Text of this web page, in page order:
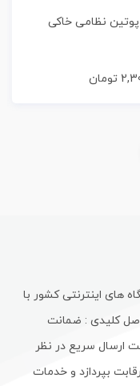
پوتین نظامی خاکی
تومان
های اینترنتی کشور با
کلیدی : ضمانت
ارسال سریع در نظر
بپردازد و خدمات